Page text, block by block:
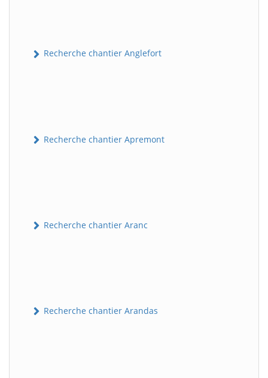
Recherche chantier Anglefort
Recherche chantier Apremont
Recherche chantier Aranc
Recherche chantier Arandas